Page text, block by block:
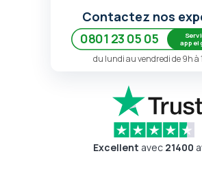
Contactez nos
0801 23 05 05
appel
du lundi au vendredi de 9h à
Excellent avec 21400